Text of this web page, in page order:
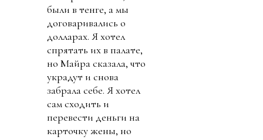
были в тенге, а мы
договаривались о
долларах. Я хотел
спрятать их в палате,
но Майра сказала, что
украдут и снова
забрала себе. Я хотел
сам сходить и
перевести деньги на
карточку жены, но